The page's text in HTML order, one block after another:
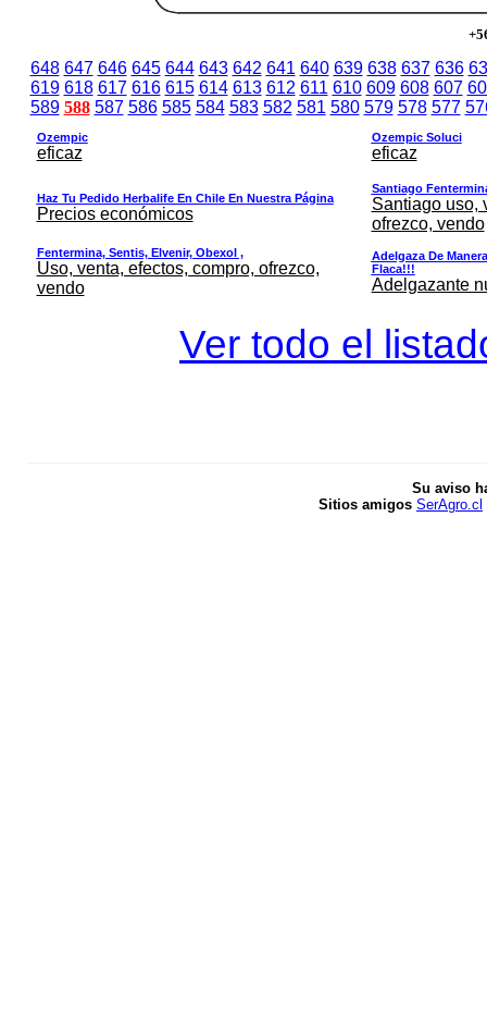
648 647 646 645 644 643 642 641 640 639 638 637 636
619 618 617 616 615 614 613 612 611 610 609 608 607
589 588 587 586 585 584 583 582 581 580 579 578 577
Ozempic
eficaz
Ozempic Soluci
eficaz
Haz Tu Pedido Herbalife En Chile En Nuestra Página
Precios económicos
Santiago
Santiago uso,
ofrezco, vendo
Fentermina, Sentis, Elvenir, Obexol ,
Uso, venta, efectos, compro, ofrezco,
vendo
Adelgaza De
Flaca!!!
Adelgazante
Ver todo el
Su aviso
Sitios amigos SerAgro.cl